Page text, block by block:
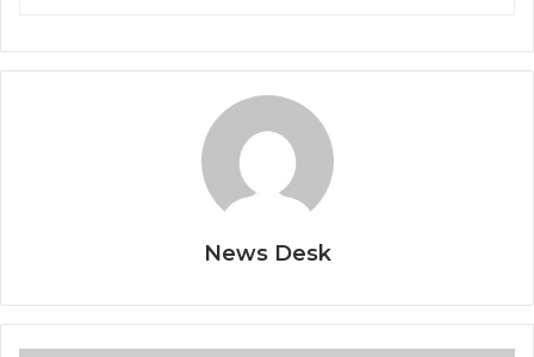
News Desk